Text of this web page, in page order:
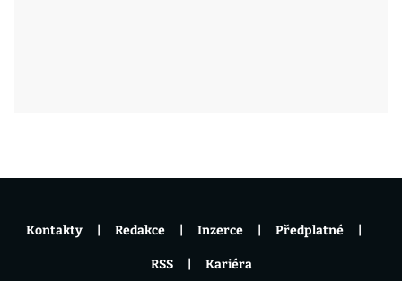
Kontakty Redakce Inzerce Předplatné
RSS Kariéra